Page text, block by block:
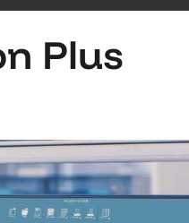
Plus